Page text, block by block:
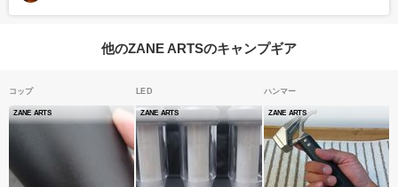
他のZANE ARTSのキャンプギア
コップ
ZANE ARTS
LED
ZANE ARTS
ハンマー
ZANE ARTS